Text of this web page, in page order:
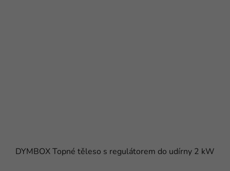
DYMBOX Topné těleso s regulátorem do udírny 2 kW